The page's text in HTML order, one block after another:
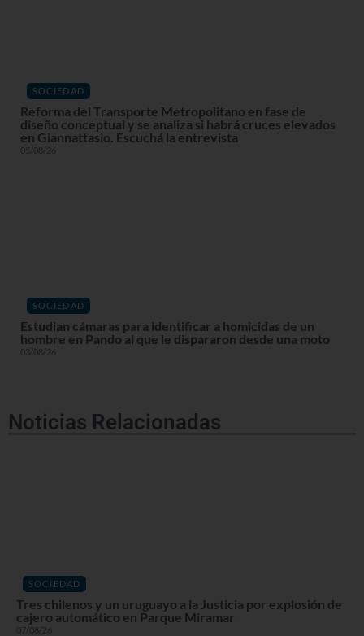
SOCIEDAD
Reforma del Transporte Metropolitano en fase de
diseño conceptual y se analiza si habrá cruces elevados
en Giannattasio. Escuchá la entrevista
05/08/26
SOCIEDAD
Estudian cámaras para identificar a homicidas de un
hombre en Pando al que le dispararon desde una moto
03/08/26
Noticias Relacionadas
SOCIEDAD
Tres chilenos y un uruguayo a la Justicia por explosión de
cajero automático en Parque Miramar
07/08/26